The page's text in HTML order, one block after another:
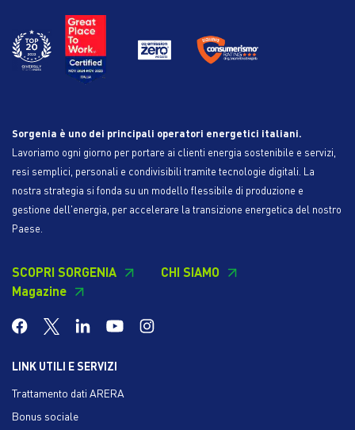
Sorgenia è uno dei principali operatori energetici italiani.
Lavoriamo ogni giorno per portare ai clienti energia sostenibile e servizi,
resi semplici, personali e condivisibili tramite tecnologie digitali. La
nostra strategia si fonda su un modello flessibile di produzione e
gestione dell'energia, per accelerare la transizione energetica del nostro
Paese.
SCOPRI SORGENIA
CHI SIAMO
Magazine
LINK UTILI E SERVIZI
Trattamento dati ARERA
Bonus sociale